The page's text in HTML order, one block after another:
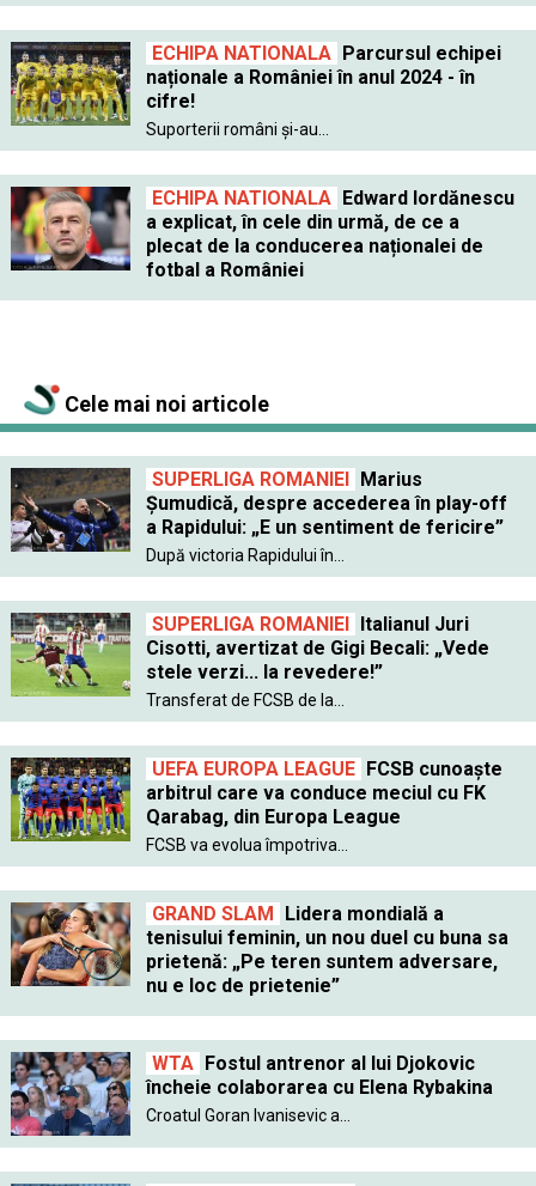
ECHIPA NATIONALA Parcursul echipei
naționale a României în anul 2024 - în
cifre!
Suporterii români și-au...
ECHIPA NATIONALA Edward Iordănescu
a explicat, în cele din urmă, de ce a
plecat de la conducerea naționalei de
fotbal a României
Cele mai noi articole
SUPERLIGA ROMANIEI Marius
Șumudică, despre accederea în play-off
a Rapidului: „E un sentiment de fericire”
După victoria Rapidului în...
SUPERLIGA ROMANIEI Italianul Juri
Cisotti, avertizat de Gigi Becali: „Vede
stele verzi... la revedere!”
Transferat de FCSB de la...
UEFA EUROPA LEAGUE FCSB cunoaște
arbitrul care va conduce meciul cu FK
Qarabag, din Europa League
FCSB va evolua împotriva...
GRAND SLAM Lidera mondială a
tenisului feminin, un nou duel cu buna sa
prietenă: „Pe teren suntem adversare,
nu e loc de prietenie”
WTA Fostul antrenor al lui Djokovic
încheie colaborarea cu Elena Rybakina
Croatul Goran Ivanisevic a...